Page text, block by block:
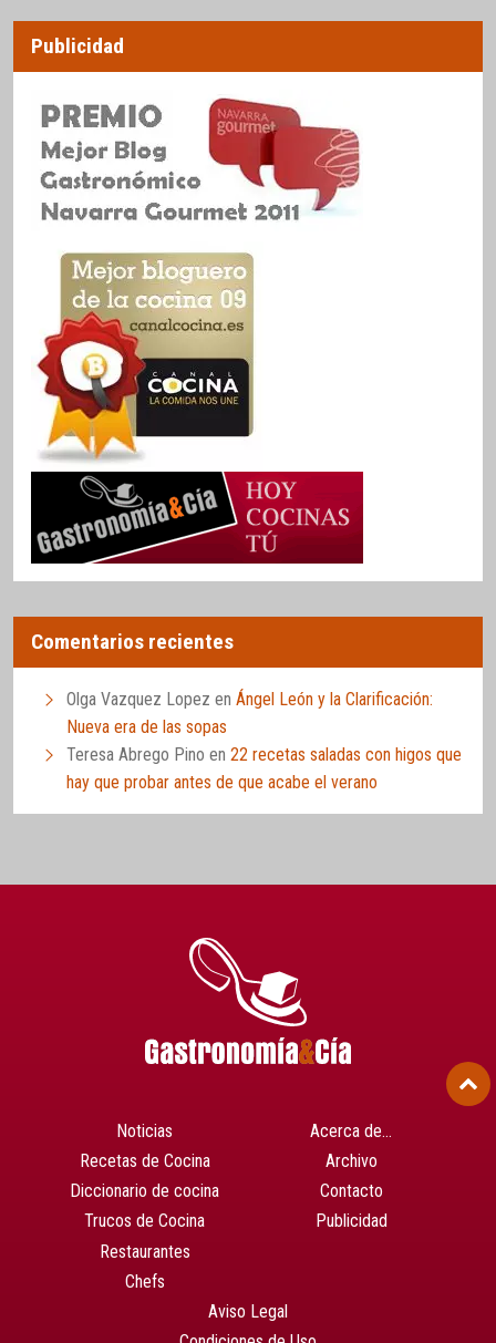
Publicidad
Comentarios recientes
Olga Vazquez Lopez en Ángel León y la Clarificación:
Nueva era de las sopas
Teresa Abrego Pino en 22 recetas saladas con higos que
hay que probar antes de que acabe el verano
Noticias
Recetas de Cocina
Diccionario de cocina
Trucos de Cocina
Restaurantes
Chefs
Acerca de…
Archivo
Contacto
Publicidad
Aviso Legal